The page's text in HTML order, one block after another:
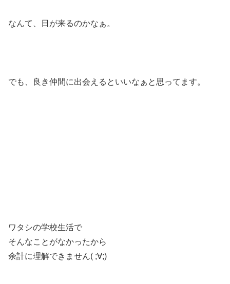
なんて、日が来るのかなぁ。
でも、良き仲間に出会えるといいなぁと思ってます。
ワタシの学校生活で
そんなことがなかったから
余計に理解できません( ;∀;)